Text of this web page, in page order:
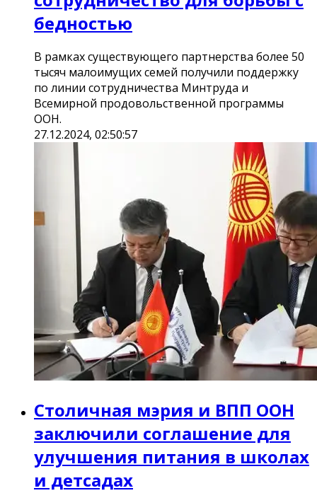
бедностью
В рамках существующего партнерства более 50
тысяч малоимущих семей получили поддержку
по линии сотрудничества Минтруда и
Всемирной продовольственной программы
ООН.
27.12.2024, 02:50:57
Столичная мэрия и ВПП ООН
заключили соглашение для
улучшения питания в школах
и детсадах